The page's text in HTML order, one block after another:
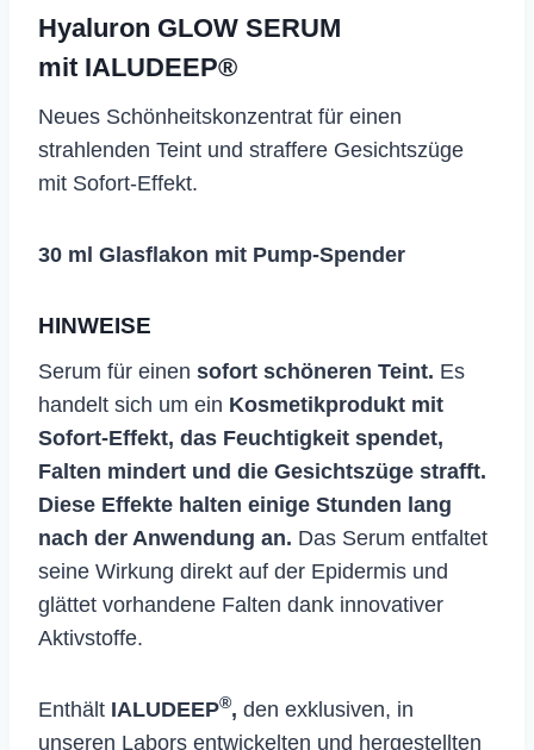
Hyaluron GLOW SERUM
mit IALUDEEP®
​Neues Schönheitskonzentrat für einen
strahlenden Teint und straffere Gesichtszüge
mit Sofort-Effekt.
30 ml Glasflakon mit Pump-Spender
HINWEISE
Serum für einen sofort schöneren Teint. Es
handelt sich um ein Kosmetikprodukt mit
Sofort-Effekt, das Feuchtigkeit spendet,
Falten mindert und die Gesichtszüge strafft.
Diese Effekte halten einige Stunden lang
nach der Anwendung an. Das Serum entfaltet
seine Wirkung direkt auf der Epidermis und
glättet vorhandene Falten dank innovativer
Aktivstoffe.
Enthält IALUDEEP®, den exklusiven, in
unseren Labors entwickelten und hergestellten